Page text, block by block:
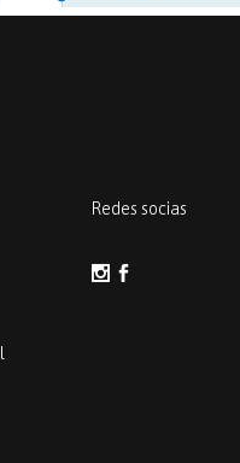
Redes socias